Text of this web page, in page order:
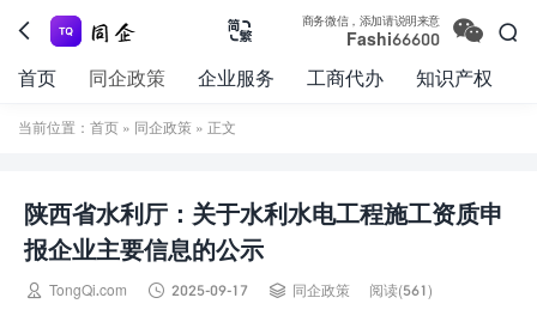
 
商务微信，添加请说明来意
Fashi66600 

首页 同企政策 企业服务 工商代办 知识产权
当前位置： 首页 » 同企政策 » 正文
陕西省水利厅：关于水利水电工程施工资质申
报企业主要信息的公示
 TongQi.com  2025-09-17  同企政策 阅读(561)